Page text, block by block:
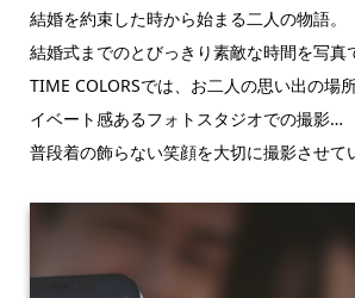
結婚を約束した時から始まる二人の物語。
結婚式までのとびっきり素敵な時間を写真
TIME COLORSでは、お二人の思い出の場
イベート感あるフォトスタジオでの撮影…
普段着の飾らない笑顔を大切に撮影させて